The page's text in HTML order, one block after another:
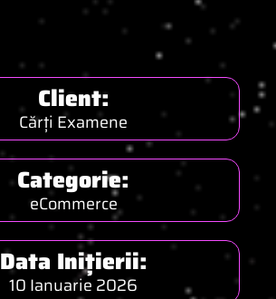
Client:
Cărți Examene
Categorie:
eCommerce
Data Inițierii:
10 Ianuarie 2026